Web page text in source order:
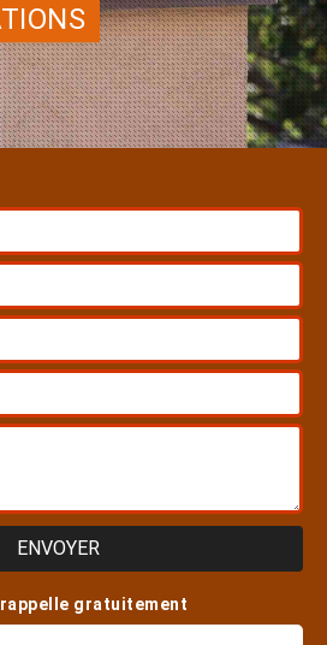
rappelle gratuitement